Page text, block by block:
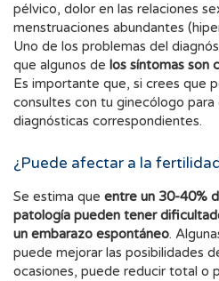
pélvico, dolor en las relaciones
menstruaciones abundantes
Uno de los problemas del
que algunos de los síntomas son
Es importante que, si crees que
consultes con tu ginecólogo
diagnósticas correspondientes.
¿Puede afectar a la
Se estima que entre un 30-40%
patología pueden tener
un embarazo espontáneo.
puede mejorar las posibilidades
ocasiones, puede reducir total o